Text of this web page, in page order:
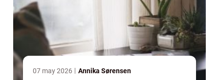
07 may 2026 Annika Sørensen